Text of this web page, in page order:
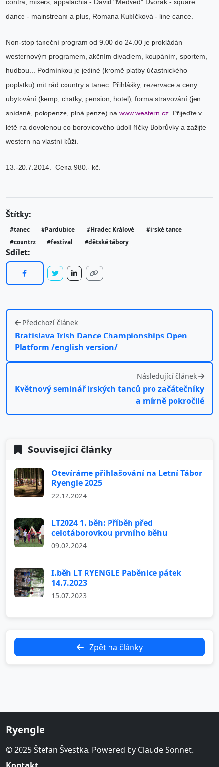
contra, mixers, appalachia - David "Medvěd" Dvořák - square
dance - mainstream a plus, Romana Kubíčková - line dance.
Non-stop taneční program od 9.00 do 24.00 je prokládán
westernovým programem, akčním divadlem, koupáním, sportem,
hudbou... Podmínkou je jediné (kromě platby účastnického
poplatku) mít rád country a tanec. Přihlášky, rezervace a ceny
ubytování (kemp, chatky, pension, hotel), forma stravování (jen
snídaně, polopenze, plná penze) na www.western.cz . Přijeďte v
létě na dovolenou do borovicového údolí říčky Bobrůvky a zažijte
western na vlastní kůži.
13.-20.7.2014. Cena 980.- kč.
Štítky:
#tanec #Pardubice #Hradec Králové
#irské tance
#countrz
#festival #dětské tábory
Sdílet:
Předchozí článek
Bratislava Irish Dance Championships Open
Platform /english version/
Následující článek
Květnový seminář irských tanců pro začátečníky
a mírně pokročilé
Související články
Otevíráme přihlašování na Letní Tábor
Ryengle 2025
22.12.2024
LT2024 1. běh: Příběh před
celotáborovkou prvního běhu
09.02.2024
I.běh LT RYENGLE Paběnice pátek
14.7.2023
15.07.2023
Zpět na články
Ryengle
© 2025 Štefan Švestka. Powered by Claude Sonnet.